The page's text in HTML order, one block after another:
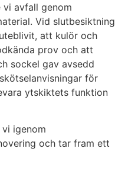
vi avfall genom
Vid slutbesiktning
att kulör och
prov och att
sockel gav avsedd
för
ytskiktets funktion
igenom
och tar fram ett